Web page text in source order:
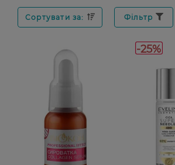
Сортувати за: Фільтр
-25%